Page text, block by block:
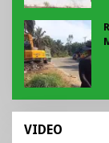
VIDEO